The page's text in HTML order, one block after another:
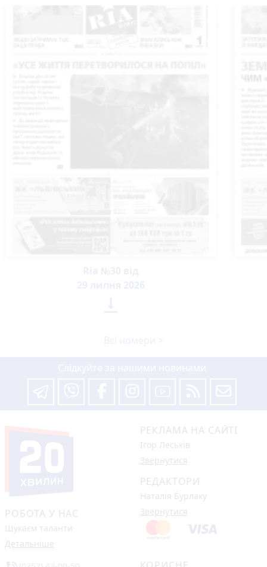
РОБОТА У НАС
Шукаєм таланти
Детальніше
РЕКЛАМА НА САЙТІ
Ігор Леськів
Звернутися
РЕДАКТОРИ
Наталія Бурлаку
Звернутися